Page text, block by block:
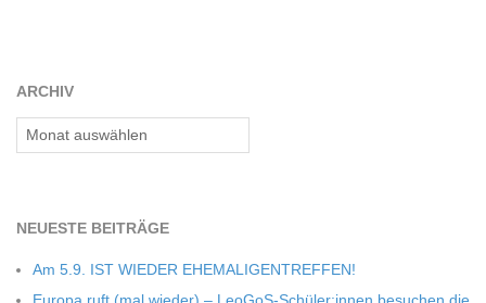
ARCHIV
Archiv
NEU­ESTE BEITRÄGE
Am 5.9. IST WIEDER EHEMALIGENTREFFEN!